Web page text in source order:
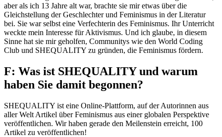
aber als ich 13 Jahre alt war, brachte sie mir etwas über die
Gleichstellung der Geschlechter und Feminismus in der Literatur
bei. Sie war selbst eine Verfechterin des Feminismus. Ihr Unterricht
weckte mein Interesse für Aktivismus. Und ich glaube, in diesem
Sinne hat sie mir geholfen, Communitys wie den World Coding
Club und SHEQUALITY zu gründen, die Feminismus fördern.
F: Was ist SHEQUALITY und warum
haben Sie damit begonnen?
SHEQUALITY ist eine Online-Plattform, auf der Autorinnen aus
aller Welt Artikel über Feminismus aus einer globalen Perspektive
veröffentlichen. Wir haben gerade den Meilenstein erreicht, 100
Artikel zu veröffentlichen!